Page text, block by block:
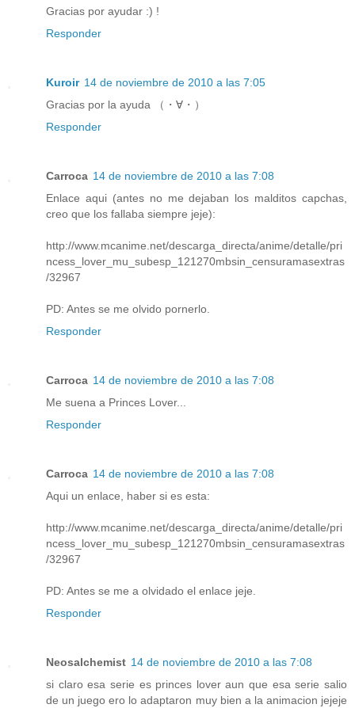
Gracias por ayudar :) !
Responder
Kuroir 14 de noviembre de 2010 a las 7:05
Gracias por la ayuda （・∀・）
Responder
Carroca 14 de noviembre de 2010 a las 7:08
Enlace aqui (antes no me dejaban los malditos capchas,
creo que los fallaba siempre jeje):
http://www.mcanime.net/descarga_directa/anime/detalle/pri
ncess_lover_mu_subesp_121270mbsin_censuramasextras
/32967
PD: Antes se me olvido pornerlo.
Responder
Carroca 14 de noviembre de 2010 a las 7:08
Me suena a Princes Lover...
Responder
Carroca 14 de noviembre de 2010 a las 7:08
Aqui un enlace, haber si es esta:
http://www.mcanime.net/descarga_directa/anime/detalle/pri
ncess_lover_mu_subesp_121270mbsin_censuramasextras
/32967
PD: Antes se me a olvidado el enlace jeje.
Responder
Neosalchemist 14 de noviembre de 2010 a las 7:08
si claro esa serie es princes lover aun que esa serie salio
de un juego ero lo adaptaron muy bien a la animacion jejeje